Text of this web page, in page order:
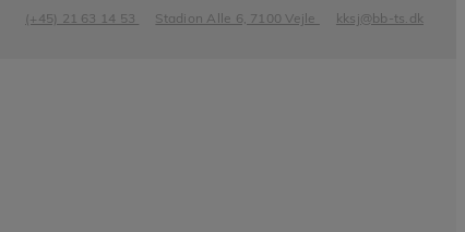
(+45) 21 63 14 53 Stadion Alle 6, 7100 Vejle kksj@bb-ts.dk